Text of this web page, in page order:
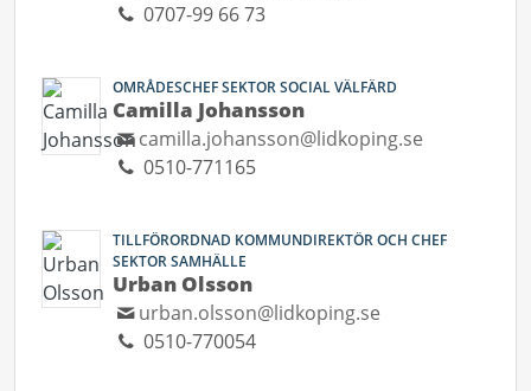
0707-99 66 73
OMRÅDESCHEF SEKTOR SOCIAL VÄLFÄRD
Camilla Johansson
camilla.johansson@lidkoping.se
0510-771165
TILLFÖRORDNAD KOMMUNDIREKTÖR OCH CHEF
SEKTOR SAMHÄLLE
Urban Olsson
urban.olsson@lidkoping.se
0510-770054